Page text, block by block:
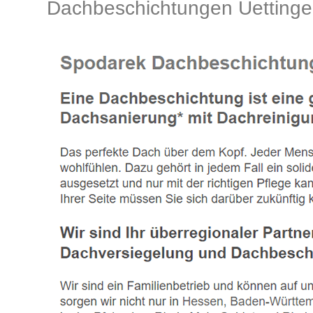
Dachbeschichtungen